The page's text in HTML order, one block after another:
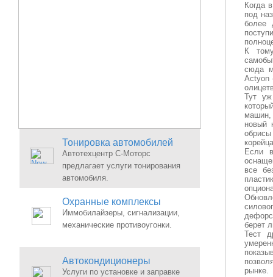
Тонировка автомобилей
Автотехцентр С-Моторс
предлагает услуги тонирования
автомобиля.
Охранные комплексы
Иммобилайзеры, сигнализации,
механические противоугонки.
Автокондиционеры
Услуги по установке и заправке
Когда
под
более
К
сюда
Actyon
Тут уж
машин,
новый
Если
все
берет
Тест
рынке.